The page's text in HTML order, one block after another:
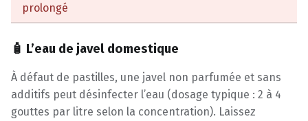
prolongé
🧴 L’eau de javel domestique
À défaut de pastilles, une javel non parfumée et sans
additifs peut désinfecter l’eau (dosage typique : 2 à 4
gouttes par litre selon la concentration). Laissez